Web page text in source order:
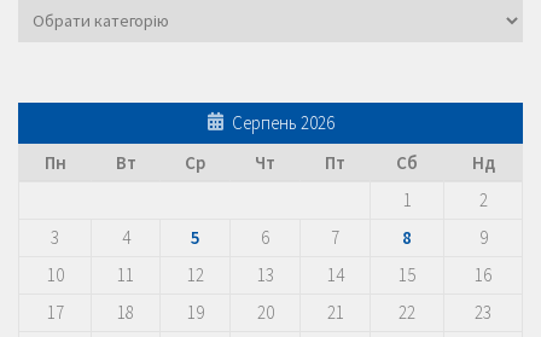
Категорії
Серпень 2026
Пн
Вт Ср Чт Пт Сб
Нд
1
2
3
4 5 6 7 8
9
10
11 12 13 14 15
16
17
18 19 20 21 22
23